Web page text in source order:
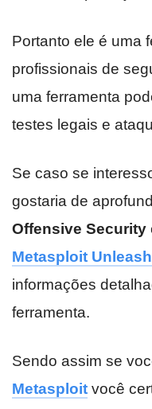
Portanto ele é uma
profissionais de
uma ferramenta
testes legais e
Se caso se
gostaria de
Offensive Security
Metasploit
informações
ferramenta.
Sendo assim se
Metasploit você